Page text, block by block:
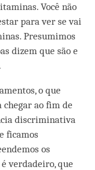
Você não
para ver se vai
Presumimos
dizem que são e
o que
chegar ao fim de
discriminativa
ficamos
os
verdadeiro, que